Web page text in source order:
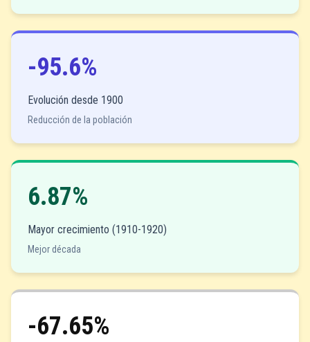
-95.6%
Evolución desde 1900
Reducción de la población
6.87%
Mayor crecimiento (1910-1920)
Mejor década
-67.65%